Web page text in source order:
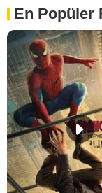
En Popüler